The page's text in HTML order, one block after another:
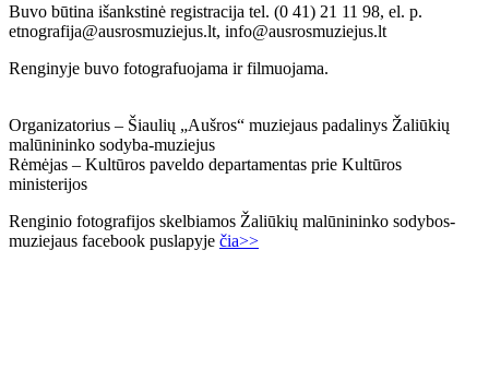
Buvo būtina išankstinė registracija tel. (0 41) 21 11 98, el. p.
etnografija@ausrosmuziejus.lt, info@ausrosmuziejus.lt
Renginyje buvo fotografuojama ir filmuojama.
Organizatorius – Šiaulių „Aušros“ muziejaus padalinys Žaliūkių
malūnininko sodyba-muziejus
Rėmėjas – Kultūros paveldo departamentas prie Kultūros
ministerijos
Renginio fotografijos skelbiamos Žaliūkių malūnininko sodybos-
muziejaus facebook puslapyje čia>>